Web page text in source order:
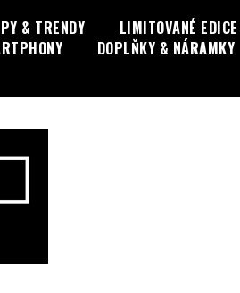
& TRENDY LIMITOVANÉ EDICE
DOPLŇKY & NÁRAMKY